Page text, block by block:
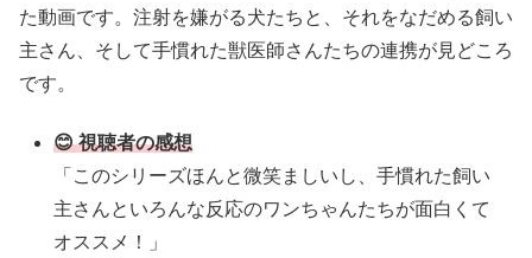
た動画です。注射を嫌がる犬たちと、それをなだめる飼い
主さん、そして手慣れた獣医師さんたちの連携が見どころ
です。 ​
😊 視聴者の感想
「このシリーズほんと微笑ましいし、手慣れた飼い
主さんといろんな反応のワンちゃんたちが面白くて
オススメ！」